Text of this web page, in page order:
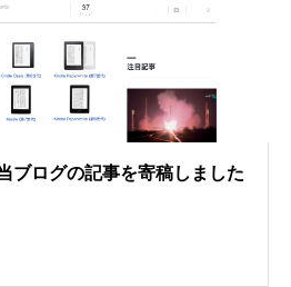
ブログの記事を寄稿しました